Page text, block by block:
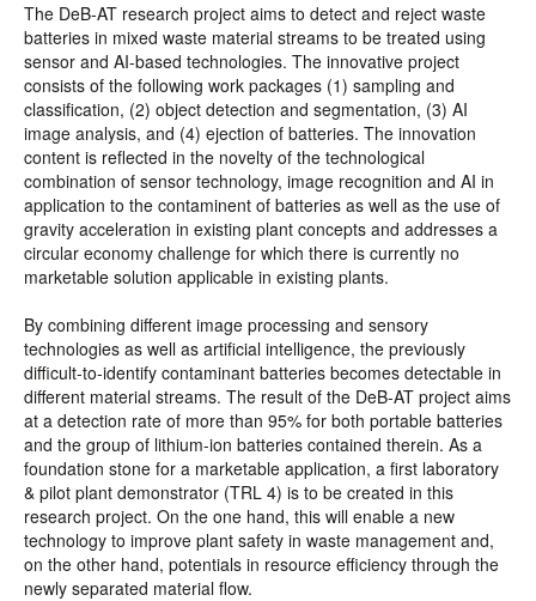
The DeB-AT research project aims to detect and reject waste
batteries in mixed waste material streams to be treated using
sensor and AI-based technologies. The innovative project
consists of the following work packages (1) sampling and
classification, (2) object detection and segmentation, (3) AI
image analysis, and (4) ejection of batteries. The innovation
content is reflected in the novelty of the technological
combination of sensor technology, image recognition and AI in
application to the contaminent of batteries as well as the use of
gravity acceleration in existing plant concepts and addresses a
circular economy challenge for which there is currently no
marketable solution applicable in existing plants.
By combining different image processing and sensory
technologies as well as artificial intelligence, the previously
difficult-to-identify contaminant batteries becomes detectable in
different material streams. The result of the DeB-AT project aims
at a detection rate of more than 95% for both portable batteries
and the group of lithium-ion batteries contained therein. As a
foundation stone for a marketable application, a first laboratory
& pilot plant demonstrator (TRL 4) is to be created in this
research project. On the one hand, this will enable a new
technology to improve plant safety in waste management and,
on the other hand, potentials in resource efficiency through the
newly separated material flow.